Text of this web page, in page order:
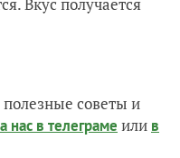
советы и
нас в телеграме или в